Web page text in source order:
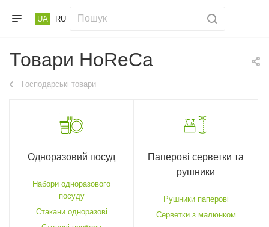
UA RU
Товари HoReCa
Господарські товари
Одноразовий посуд
Набори одноразового
посуду
Стакани одноразові
Паперові серветки та
рушники
Рушники паперові
Серветки з малюнком